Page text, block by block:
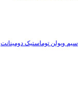
سیم ویولن توماستیک دومینانت